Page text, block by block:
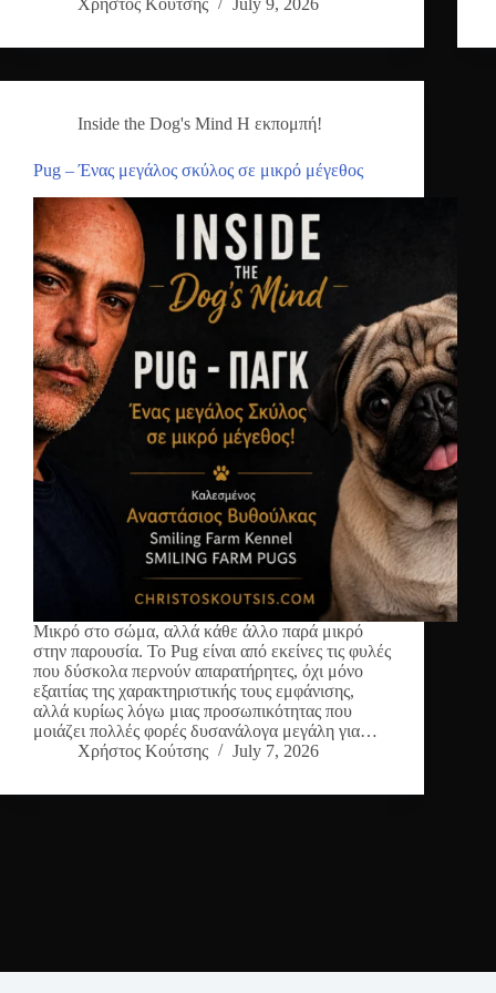
Χρήστος Κούτσης
July 9, 2026
Inside the Dog's Mind Η εκπομπή!
Pug – Ένας μεγάλος σκύλος σε μικρό μέγεθος
Μικρό στο σώμα, αλλά κάθε άλλο παρά μικρό
στην παρουσία. Το Pug είναι από εκείνες τις φυλές
που δύσκολα περνούν απαρατήρητες, όχι μόνο
εξαιτίας της χαρακτηριστικής τους εμφάνισης,
αλλά κυρίως λόγω μιας προσωπικότητας που
μοιάζει πολλές φορές δυσανάλογα μεγάλη για…
Χρήστος Κούτσης
July 7, 2026